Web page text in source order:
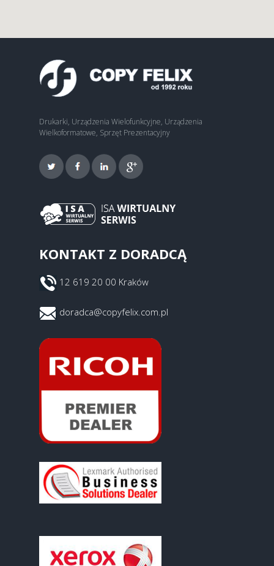
Drukarki, Urządzenia Wielofunkcyjne, Urządzenia
Wielkoformatowe, Sprzęt Prezentacyjny
KONTAKT Z DORADCĄ
12 619 20 00 Kraków
doradca@copyfelix.com.pl